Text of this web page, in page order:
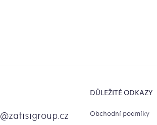
@zatisigroup.cz
DŮLEŽITÉ ODKAZY
Obchodní podmíky